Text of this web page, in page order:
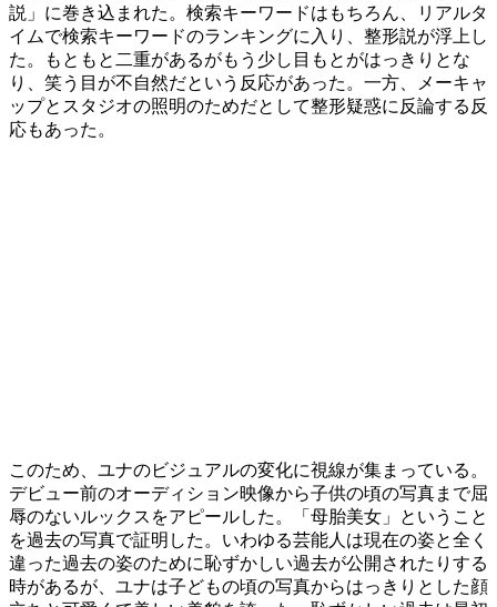
説」に巻き込まれた。検索キーワードはもちろん、リアルタ
イムで検索キーワードのランキングに入り、整形説が浮上し
た。もともと二重があるがもう少し目もとがはっきりとな
り、笑う目が不自然だという反応があった。一方、メーキャ
ップとスタジオの照明のためだとして整形疑惑に反論する反
応もあった。
このため、ユナのビジュアルの変化に視線が集まっている。
デビュー前のオーディション映像から子供の頃の写真まで屈
辱のないルックスをアピールした。「母胎美女」ということ
を過去の写真で証明した。いわゆる芸能人は現在の姿と全く
違った過去の姿のために恥ずかしい過去が公開されたりする
時があるが、ユナは子どもの頃の写真からはっきりとした顔